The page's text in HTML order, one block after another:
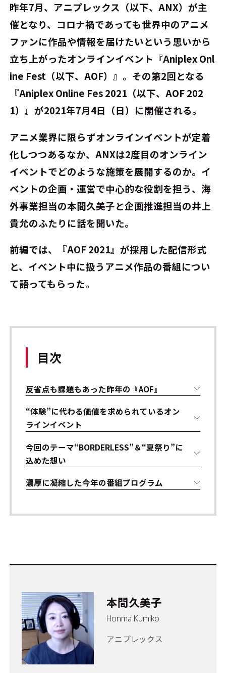
昨年7月、アニプレックス（以下、ANX）が主
催となり、コロナ禍であっても世界中のアニメ
ファンに作品や情報を届けたいという思いから
立ち上がったオンラインイベント『Aniplex Onl
ine Fest（以下、AOF）』。その第2回となる
『Aniplex Online Fes 2021（以下、AOF 202
1）』が2021年7月4日（日）に開催される。
アニメ業界に限らずオンラインイベントが定着
化しつつあるなか、ANXは2度目のオンライン
イベントでどのような施策を展開するのか。イ
ベントの企画・運営で中心的な役割を担う、海
外事業担当の本間久美子と企画推進担当の井上
貴允のふたりに話を聞いた。
前編では、『AOF 2021』が採用した配信形式
と、イベント中に扱うアニメ作品の番組につい
て語ってもらった。
目次
反省点も課題もあった昨年の『AOF』
“体験”に代わる価値を求められているオン
ラインイベント
今回のテーマ“BORDERLESS”＆“夏祭り”に
込めた想い
濃厚に凝縮した今年の番組プログラム
本間久美子
Honma Kumiko
アニプレックス